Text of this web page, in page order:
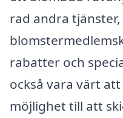
rad andra tjänster,
rabatter och
också vara värt
möjlighet till att